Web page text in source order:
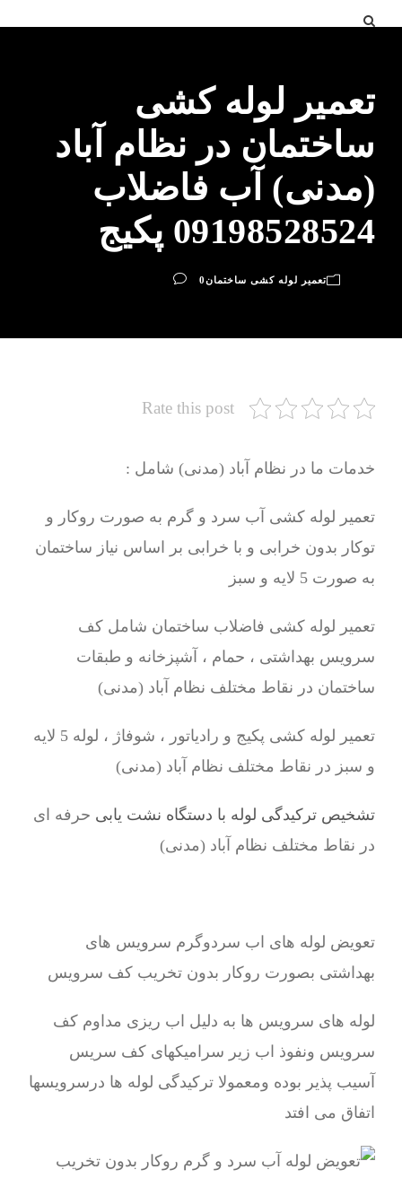
تعمیر لوله کشی
ساختمان در نظام آباد
(مدنی) آب فاضلاب
09198528524 پکیج
تعمیر لوله کشی ساختمان0
Rate this post
خدمات ما در نظام آباد (مدنی) شامل :
تعمیر لوله کشی آب سرد و گرم به صورت روکار و
توکار بدون خرابی و با خرابی بر اساس نیاز ساختمان
به صورت 5 لایه و سبز
تعمیر لوله کشی فاضلاب ساختمان شامل کف
سرویس بهداشتی ، حمام ، آشپزخانه و طبقات
ساختمان در نقاط مختلف نظام آباد (مدنی)
تعمیر لوله کشی پکیج و رادیاتور ، شوفاژ ، لوله 5 لایه
و سبز در نقاط مختلف نظام آباد (مدنی)
تشخیص ترکیدگی لوله با دستگاه نشت یابی حرفه ای
در نقاط مختلف نظام آباد (مدنی)
تعویض لوله های اب سردوگرم سرویس های
بهداشتی بصورت روکار بدون تخریب کف سرویس
لوله های سرویس ها به دلیل اب ریزی مداوم کف
سرویس ونفوذ اب زیر سرامیکهای کف سریس
آسیب پذیر بوده ومعمولا ترکیدگی لوله ها درسرویسها
اتفاق می افتد